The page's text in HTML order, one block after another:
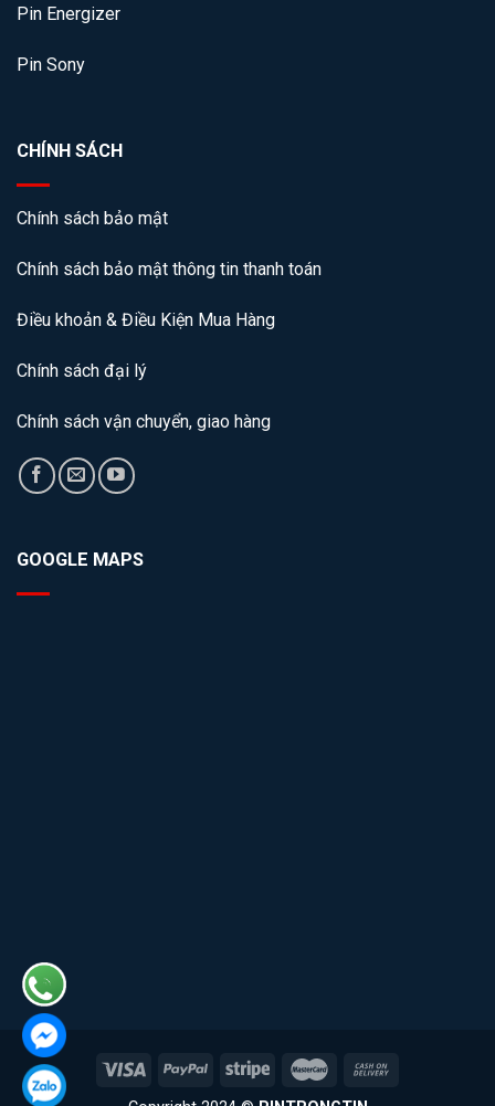
Pin Energizer
Pin Sony
CHÍNH SÁCH
Chính sách bảo mật
Chính sách bảo mật thông tin thanh toán
Điều khoản & Điều Kiện Mua Hàng
Chính sách đại lý
Chính sách vận chuyển, giao hàng
GOOGLE MAPS